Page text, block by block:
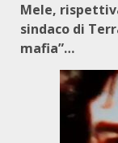
Mele,
sindaco di
mafia”…